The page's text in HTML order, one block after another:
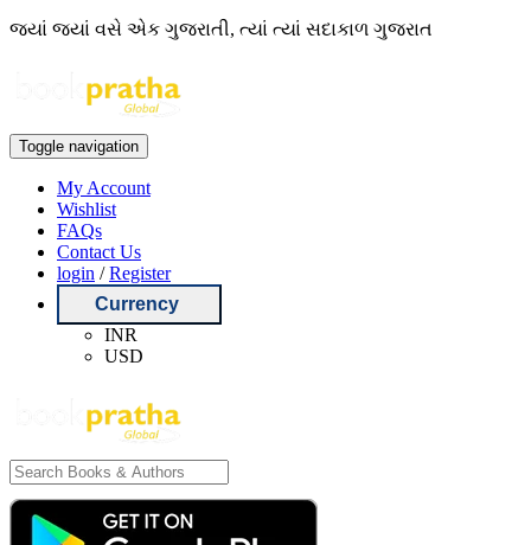
જ્યાં જ્યાં વસે એક ગુજરાતી, ત્યાં ત્યાં સદાકાળ ગુજરાત
Toggle navigation
My Account
Wishlist
FAQs
Contact Us
login /Register
Currency
INR
USD